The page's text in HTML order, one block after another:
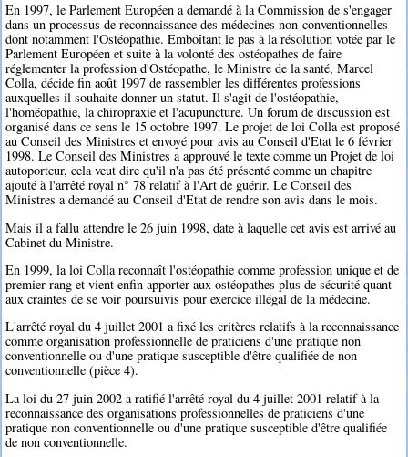
En 1997, le Parlement Européen a demandé à la Commission de s'engager
dans un processus de reconnaissance des médecines non-conventionnelles
dont notamment l'Ostéopathie. Emboîtant le pas à la résolution votée par le
Parlement Européen et suite à la volonté des ostéopathes de faire
réglementer la profession d'Ostéopathe, le Ministre de la santé, Marcel
Colla, décide fin août 1997 de rassembler les différentes professions
auxquelles il souhaite donner un statut. Il s'agit de l'ostéopathie,
l'homéopathie, la chiropraxie et l'acupuncture. Un forum de discussion est
organisé dans ce sens le 15 octobre 1997. Le projet de loi Colla est proposé
au Conseil des Ministres et envoyé pour avis au Conseil d'Etat le 6 février
1998. Le Conseil des Ministres a approuvé le texte comme un Projet de loi
autoporteur, cela veut dire qu'il n'a pas été présenté comme un chapitre
ajouté à l'arrêté royal n° 78 relatif à l'Art de guérir. Le Conseil des
Ministres a demandé au Conseil d'Etat de rendre son avis dans le mois.
Mais il a fallu attendre le 26 juin 1998, date à laquelle cet avis est arrivé au
Cabinet du Ministre.
En 1999, la loi Colla reconnaît l'ostéopathie comme profession unique et de
premier rang et vient enfin apporter aux ostéopathes plus de sécurité quant
aux craintes de se voir poursuivis pour exercice illégal de la médecine.
L'arrêté royal du 4 juillet 2001 a fixé les critères relatifs à la reconnaissance
comme organisation professionnelle de praticiens d'une pratique non
conventionnelle ou d'une pratique susceptible d'être qualifiée de non
conventionnelle (pièce 4).
La loi du 27 juin 2002 a ratifié l'arrêté royal du 4 juillet 2001 relatif à la
reconnaissance des organisations professionnelles de praticiens d'une
pratique non conventionnelle ou d'une pratique susceptible d'être qualifiée
de non conventionnelle.